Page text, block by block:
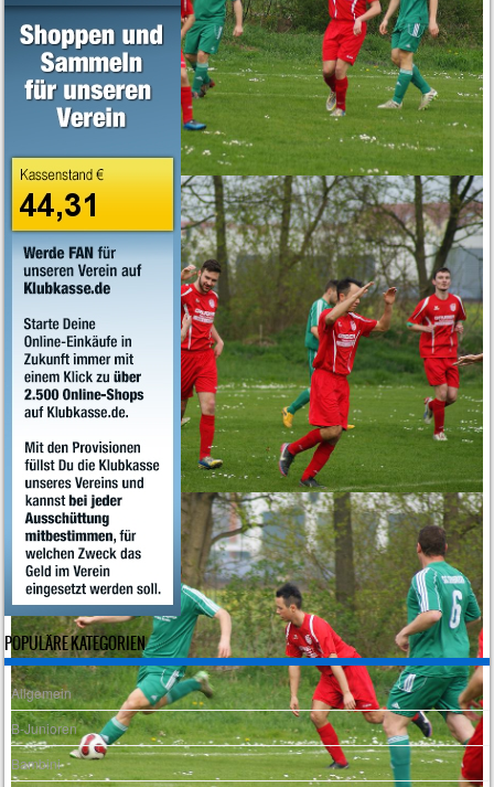
POPULÄRE KATEGORIEN
Allgemein
B-Junioren
Bambini